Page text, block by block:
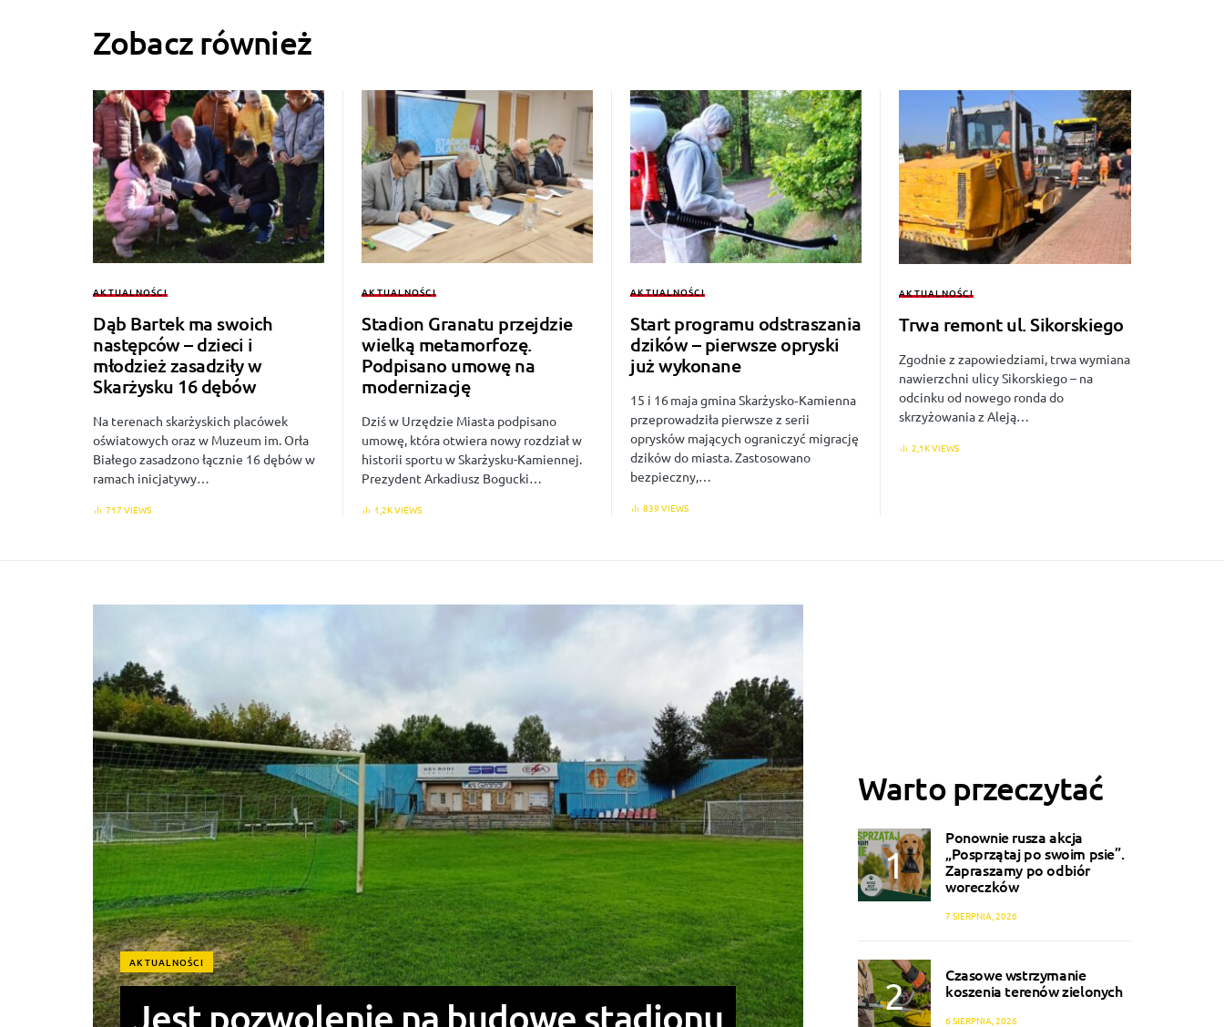
Zobacz również
AKTUALNOŚCI
Dąb Bartek ma swoich
następców – dzieci i
młodzież zasadziły w
Skarżysku 16 dębów
Na terenach skarżyskich placówek
oświatowych oraz w Muzeum im. Orła
Białego zasadzono łącznie 16 dębów w
ramach inicjatywy…
717 VIEWS
AKTUALNOŚCI
Stadion Granatu przejdzie
wielką metamorfozę.
Podpisano umowę na
modernizację
Dziś w Urzędzie Miasta podpisano
umowę, która otwiera nowy rozdział w
historii sportu w Skarżysku-Kamiennej.
Prezydent Arkadiusz Bogucki…
1,2K VIEWS
AKTUALNOŚCI
Start programu odstraszania
dzików – pierwsze opryski
już wykonane
15 i 16 maja gmina Skarżysko‑Kamienna
przeprowadziła pierwsze z serii
oprysków mających ograniczyć migrację
dzików do miasta. Zastosowano
bezpieczny,…
839 VIEWS
AKTUALNOŚCI
Trwa remont ul. Sikorskiego
Zgodnie z zapowiedziami, trwa wymiana
nawierzchni ulicy Sikorskiego – na
odcinku od nowego ronda do
skrzyżowania z Aleją…
2,1K VIEWS
AKTUALNOŚCI
Jest pozwolenie na budowę stadionu
Warto przeczytać
Ponownie rusza akcja
„Posprzątaj po swoim psie”.
Zapraszamy po odbiór
woreczków
7 SIERPNIA, 2026
Czasowe wstrzymanie
koszenia terenów zielonych
6 SIERPNIA, 2026